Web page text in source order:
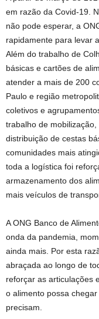
em razão da Covid-19.
não pode esperar, a
rapidamente para levar
Além do trabalho de
básicas e cartões de
atender a mais de 200
Paulo e região
coletivos e
trabalho de
distribuição de cestas
comunidades mais
toda a logística foi
armazenamento dos
mais veículos de
A ONG Banco de
onda da pandemia,
ainda mais. Por esta
abraçada ao longo de
reforçar as articulações
o alimento possa
precisam.